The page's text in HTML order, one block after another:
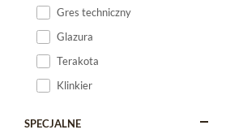
Gres techniczny
Glazura
Terakota
Klinkier
SPECJALNE